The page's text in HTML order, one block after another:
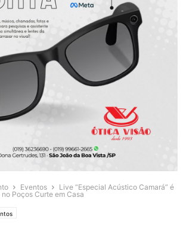
Eventos
Live “Especial Acústico Camará” é
Poços Curte em Casa